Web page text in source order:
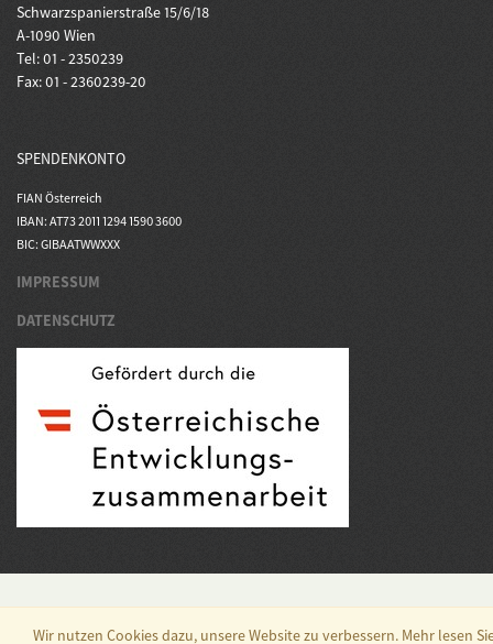
Schwarzspanierstraße 15/6/18
A-1090 Wien
Tel: 01 - 2350239
Fax: 01 - 2360239-20
SPENDENKONTO
FIAN Österreich
IBAN: AT73 2011 1294 1590 3600
BIC: GIBAATWWXXX
IMPRESSUM
DATENSCHUTZ
Wir nutzen Cookies dazu, unsere Website zu verbessern. Mehr lesen